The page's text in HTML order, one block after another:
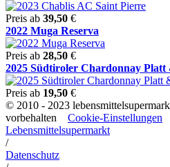
Preis ab 39,50 €
2022 Muga Reserva
Preis ab 28,50 €
2025 Südtiroler Chardonnay Platt
Preis ab 19,50 €
© 2010 - 2023
vorbehalten Cookie-Einstellungen
Lebensmittelsupermarkt
/
Datenschutz